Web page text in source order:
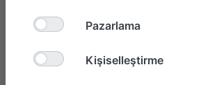
Pazarlama
Kişiselleştirme